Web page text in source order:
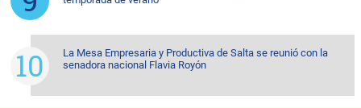
La Mesa Empresaria y Productiva de Salta se reunió con la
senadora nacional Flavia Royón